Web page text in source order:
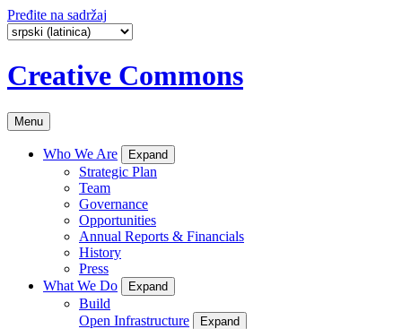
Pređite na sadržaj
Creative Commons
Menu
Who We Are Expand
Strategic Plan
Team
Governance
Opportunities
Annual Reports & Financials
History
Press
What We Do
Expand
Build
Open Infrastructure
Expand